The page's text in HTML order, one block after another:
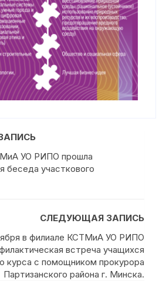
УО РИПО прошла
беседа участкового
СЛЕДУЮЩАЯ ЗАПИСЬ
в филиале КСТМиА УО РИПО
встреча учащихся
курса с помощником прокурора
Партизанского района г. Минска.